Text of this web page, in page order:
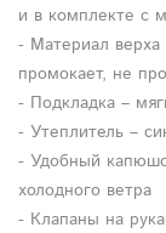
и в комплекте с
- Материал
промокает, не
- Подкладка –
- Утеплитель –
- Удобный
холодного ветра
- Клапаны на